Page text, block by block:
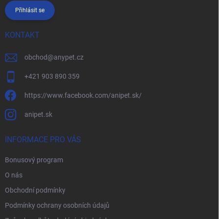
Přihlásit se
KONTAKT
obchod@anypet.cz
+421 903 890 359
https://www.facebook.com/anipet.sk/
anipet.sk
INFORMACE PRO VÁS
Bonusový program
O nás
Obchodní podmínky
Podmínky ochrany osobních údajů